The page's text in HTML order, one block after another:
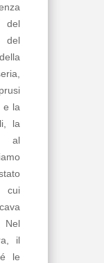
del
e la
la
al
Nel
il
le